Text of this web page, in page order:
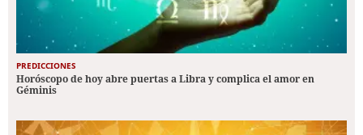
PREDICCIONES
Horóscopo de hoy abre puertas a Libra y complica el amor en
Géminis